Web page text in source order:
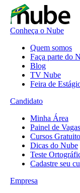
Conheça o Nube
Quem somos
Faça parte do
Blog
TV Nube
Feira de
Candidato
Minha Área
Painel de Vagas
Cursos
Dicas do Nube
Teste
Cadastre seu
Empresa